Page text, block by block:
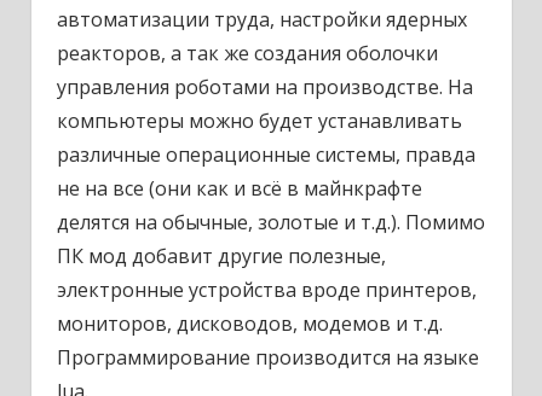
автоматизации труда, настройки ядерных
реакторов, а так же создания оболочки
управления роботами на производстве. На
компьютеры можно будет устанавливать
различные операционные системы, правда
не на все (они как и всё в майнкрафте
делятся на обычные, золотые и т.д.). Помимо
ПК мод добавит другие полезные,
электронные устройства вроде принтеров,
мониторов, дисководов, модемов и т.д.
Программирование производится на языке